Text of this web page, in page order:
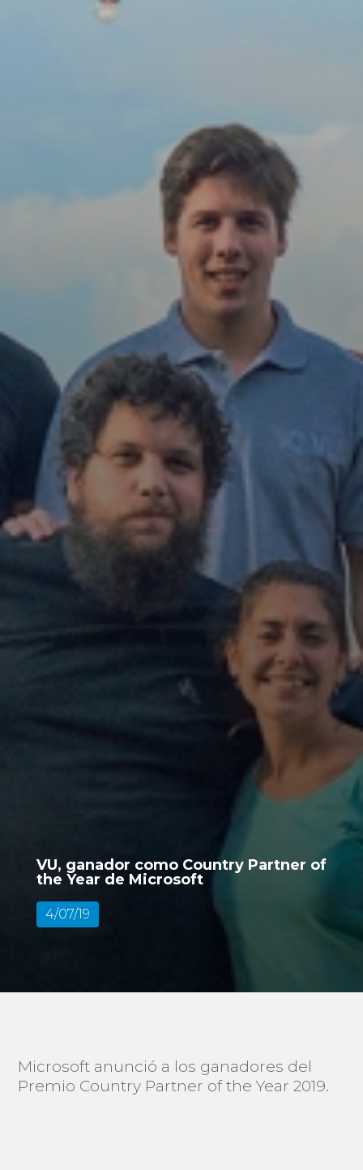
VU, ganador como Country Partner of
the Year de Microsoft
4/07/19
Microsoft anunció a los ganadores del
Premio Country Partner of the Year 2019.